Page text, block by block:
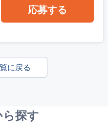
応募する
に戻る
探す